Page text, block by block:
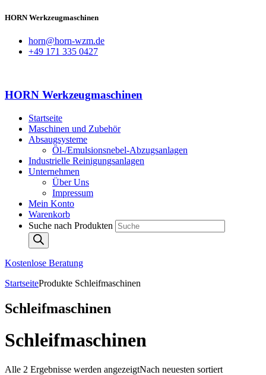
HORN Werkzeugmaschinen
horn@horn-wzm.de
+49 171 335 0427
HORN Werkzeugmaschinen
Startseite
Maschinen und Zubehör
Absaugsysteme
Öl-/Emulsionsnebel-Abzugsanlagen
Industrielle Reinigungsanlagen
Unternehmen
Über Uns
Impressum
Mein Konto
Warenkorb
Suche nach Produkten
Kostenlose Beratung
StartseiteProdukte Schleifmaschinen
Schleifmaschinen
Schleifmaschinen
Alle 2 Ergebnisse werden angezeigtNach neuesten sortiert